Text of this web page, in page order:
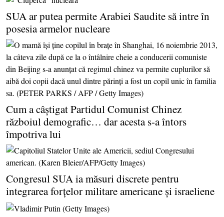
SUA ar putea permite Arabiei Saudite să intre în
posesia armelor nucleare
Cum a câştigat Partidul Comunist Chinez
războiul demografic… dar acesta s-a întors
împotriva lui
Congresul SUA ia măsuri discrete pentru
integrarea forţelor militare americane şi israeliene